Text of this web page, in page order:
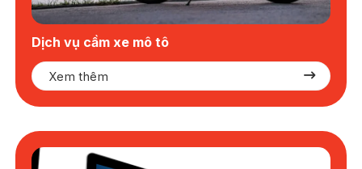
Dịch vụ cầm xe mô tô
Xem thêm